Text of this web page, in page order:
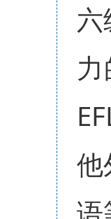
他